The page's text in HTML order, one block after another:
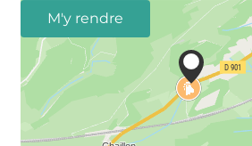
M'y rendre